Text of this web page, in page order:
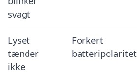
svagt
Lyset
tænder
ikke
Forkert
batteripolaritet